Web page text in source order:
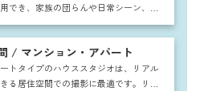
でき、家族の団らんや日常シーン、ホ
影に最適です。リビングやキッチン、
揃い、ドラマや映画、CM撮影にも対
間取りと自然光を活かし、リアルで開
叶います。
/ マンション・アパート
トタイプのハウススタジオは、リアル
る居住空間での撮影に最適です。リビ